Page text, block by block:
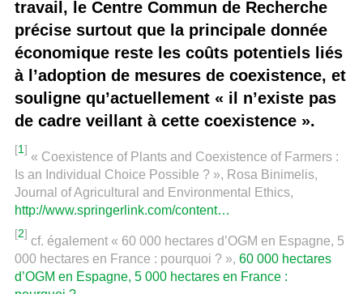
travail, le Centre Commun de Recherche
précise surtout que la principale donnée
économique reste les coûts potentiels liés
à l’adoption de mesures de coexistence, et
souligne qu’actuellement « il n’existe pas
de cadre veillant à cette coexistence ».
[1]
« Coexistence of Plants and Coexistence of Farmers :
Is an Individual Choice Possible ? », Rosa Binimelis,
Journal of Agricultural and Environmental Ethics,
http://www.springerlink.com/content…
[2]
cf. également « 60 000 hectares d’OGM en Espagne, 5
000 hectares en France : pourquoi ? », 60 000 hectares
d’OGM en Espagne, 5 000 hectares en France :